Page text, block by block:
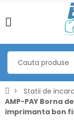
Statii de
AMP-PAY Borna
imprimanta bon